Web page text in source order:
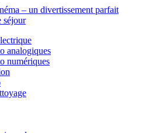
– un divertissement parfait
séjour
analogiques
numériques